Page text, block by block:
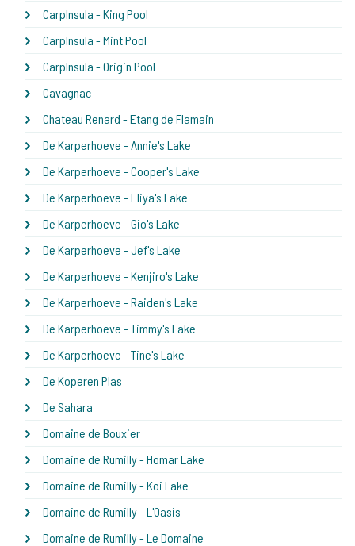
CarpInsula - King Pool
CarpInsula - Mint Pool
CarpInsula - Origin Pool
Cavagnac
Chateau Renard - Etang de Flamain
De Karperhoeve - Annie's Lake
De Karperhoeve - Cooper's Lake
De Karperhoeve - Eliya's Lake
De Karperhoeve - Gio's Lake
De Karperhoeve - Jef's Lake
De Karperhoeve - Kenjiro's Lake
De Karperhoeve - Raiden's Lake
De Karperhoeve - Timmy's Lake
De Karperhoeve - Tine's Lake
De Koperen Plas
De Sahara
Domaine de Bouxier
Domaine de Rumilly - Homar Lake
Domaine de Rumilly - Koi Lake
Domaine de Rumilly - L'Oasis
Domaine de Rumilly - Le Domaine